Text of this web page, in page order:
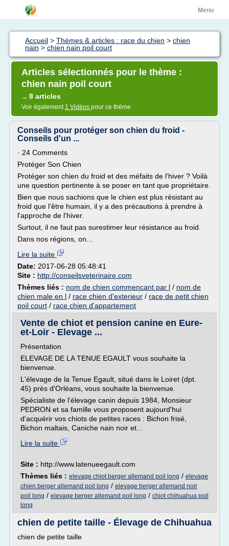
Menu
Accueil > Thèmes & articles : race du chien > chien
nain > chien nain poil court
Articles sélectionnés pour le thème :
chien nain poil court
→ 8 articles
Voir également 1 Vidéos pour ce thème
Conseils pour protéger son chien du froid -
Conseils d'un ...
· 24 Comments
Protéger Son Chien
Protéger son chien du froid et des méfaits de l'hiver ? Voilà
une question pertinente à se poser en tant que propriétaire.
Bien que nous sachions que le chien est plus résistant au
froid que l'être humain, il y a des précautions à prendre à
l'approche de l'hiver.
Surtout, il ne faut pas surestimer leur résistance au froid.
Dans nos régions, on...
Lire la suite
Date: 2017-06-28 05:48:41
Site : http://conseilsveterinaire.com
Thèmes liés : nom de chien commencant par l / nom de
chien male en l / race chien d'exterieur / race de petit chien
poil court / race chien d'appartement
Vente de chiot et pension canine en Eure-
et-Loir - Elevage ...
Présentation
ELEVAGE DE LA TENUE EGAULT vous souhaite la
bienvenue.
L'élevage de la Tenue Egault, situé dans le Loiret (dpt.
45) près d'Orléans, vous souhaite la bienvenue.
Spécialiste de l'élevage canin depuis 1984, Monsieur
PEDRON et sa famille vous proposent aujourd'hui
d'acquérir vos chiots de petites races : Bichon frisé,
Bichon maltais, Caniche nain noir et...
Lire la suite
Site : http://www.latenueegault.com
Thèmes liés : elevage chiot berger allemand poil long / elevage
chien berger allemand poil long / elevage berger allemand noir
poil long / elevage berger allemand poil long / chiot chihuahua poil
long
chien de petite taille - Élevage de Chihuahua
chien de petite taille